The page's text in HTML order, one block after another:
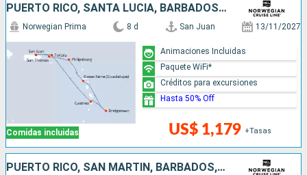
PUERTO RICO, SANTA LUCIA, BARBADOS, SAN MARTÍN
Comidas incluidas
Norwegian Prima 8 d San Juan 13/11/2027
US$ 1,179 +Tasas
Animaciones Incluidas
Paquete WiFi*
Créditos para excursiones
Hasta 50% Off
PUERTO RICO, SAN MARTÍN, BARBADOS, SANTA LUCIA